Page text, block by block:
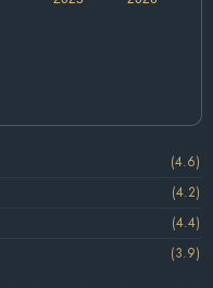
(4.6)
(4.2)
(4.4)
(3.9)